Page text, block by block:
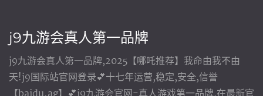
j9九游会真人第一品牌
j9九游会真人第一品牌,2025【哪吒推荐】我命由我不由
天!j9国际站官网登录💕十七年运营,稳定,安全,信誉